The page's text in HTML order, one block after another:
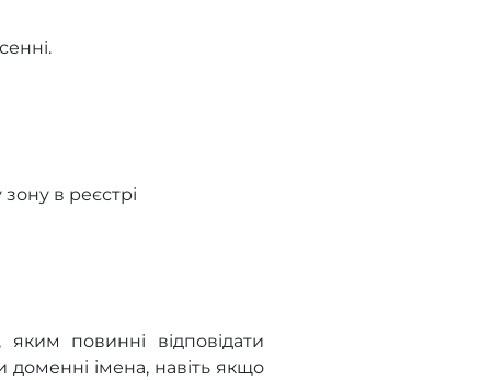
в реєстрі
повинні відповідати
імена, навіть якщо